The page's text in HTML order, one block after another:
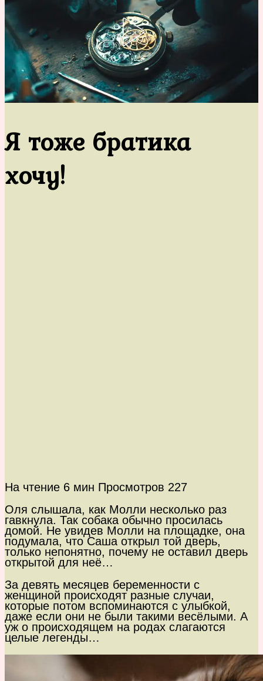
Я тоже братика
хочу!
На чтение 6 мин Просмотров 227
Оля слышала, как Молли несколько раз
гавкнула. Так собака обычно просилась
домой. Не увидев Молли на площадке, она
подумала, что Саша открыл той дверь,
только непонятно, почему не оставил дверь
открытой для неё…
За девять месяцев беременности с
женщиной происходят разные случаи,
которые потом вспоминаются с улыбкой,
даже если они не были такими весёлыми. А
уж о происходящем на родах слагаются
целые легенды…